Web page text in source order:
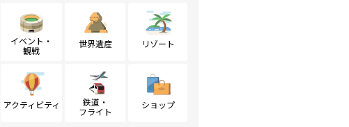
イベント・
観戦
世界遺産 リゾート
アクティビティ
鉄道・
フライト
ショップ